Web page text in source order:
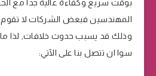
بوقت سريع وكفاءة عالية جدا مع
المهندسين فبعض الشركات لا تقوم
وذلك قد يسبب حدوث خلافات, لذا
سوا ان تتصل بنا على الآتي: